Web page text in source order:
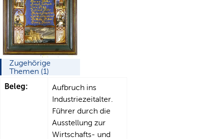
Zugehörige
Themen (1)
Beleg:
Aufbruch ins
Industriezeitalter.
Führer durch die
Ausstellung zur
Wirtschafts- und